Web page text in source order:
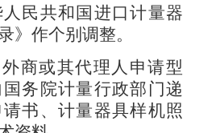
民共和国进口计量器
》作个别调整。
外商或其代理人申请型
务院计量行政部门递
书、计量器具样机照